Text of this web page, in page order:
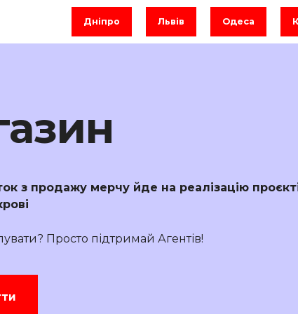
Дніпро Львів Одеса
з продажу мерчу йде на реалізацію
Просто підтримай Агентів!